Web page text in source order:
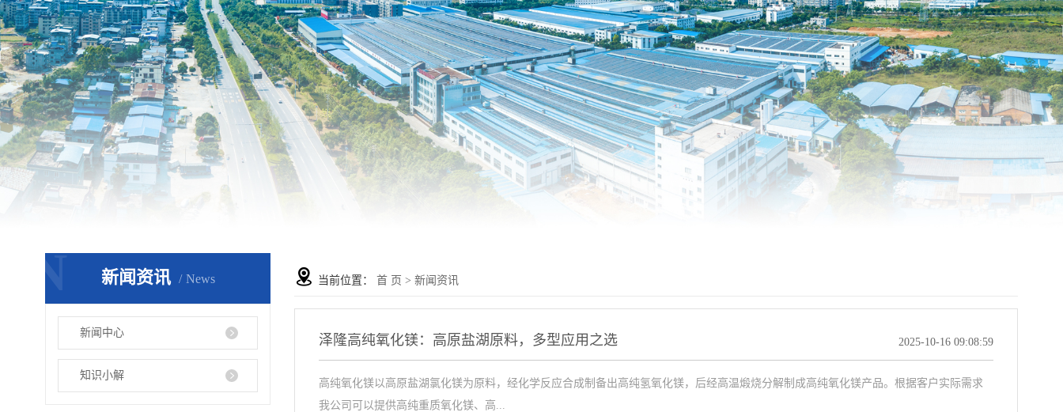
新闻资讯 News
N
新闻中心
知识小解
当前位置： 首 页 > 新闻资讯
泽隆高纯氧化镁：高原盐湖原料，多型应用之选 2025-10-16 09:08:59
高纯氧化镁以高原盐湖氯化镁为原料，经化学反应合成制备出高纯氢氧化镁，后经高温煅烧分解制成高纯氧化镁产品。根据客户实际需求
我公司可以提供高纯重质氧化镁、高...